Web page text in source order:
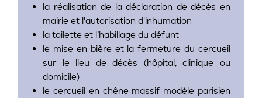
la réalisation de la déclaration de décès en
mairie et l'autorisation d'inhumation
la toilette et l’habillage du défunt
le mise en bière et la fermeture du cercueil
sur le lieu de décès (hôpital, clinique ou
domicile)
le cercueil en chêne massif modèle parisien